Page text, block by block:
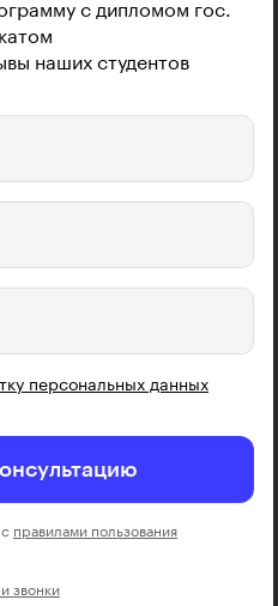
с дипломом гос.
наших студентов
персональных данных
правилами пользования
звонки